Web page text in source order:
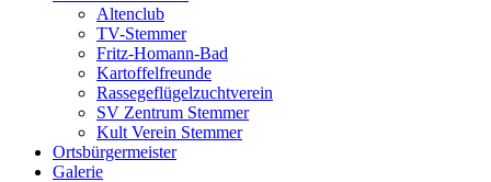
Altenclub
TV-Stemmer
Fritz-Homann-Bad
Kartoffelfreunde
Rassegeflügelzuchtverein
SV Zentrum Stemmer
Kult Verein Stemmer
Ortsbürgermeister
Galerie